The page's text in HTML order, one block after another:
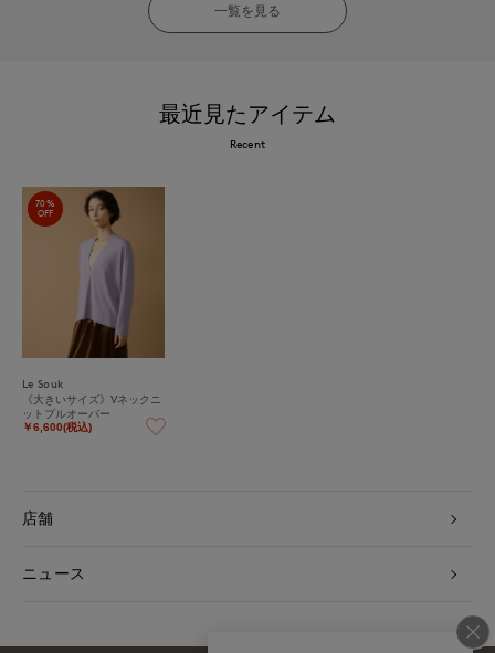
一覧を見る
最近見たアイテム
Recent
70%
OFF
Le Souk
《大きいサイズ》Vネックニ
ットプルオーバー
￥6,600(税込)
店舗
ニュース